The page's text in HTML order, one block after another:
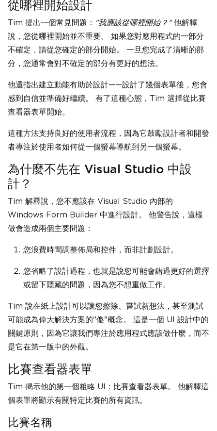
從哪裡開始設計
Tim 提出一個常見問題： "我應該從哪裡開始？"他解釋
說，您從哪裡開始並不重要。 如果您對應用程式的一部分
不確定，請從您確定的部分開始。 一旦您完成了清晰的部
分，您通常會對不確定的部分有更好的想法。
他還指出建立動能有助於設計——設計了幾個表單後，您會
感到自信並準備好繼續。 有了這種心態，Tim 選擇從比賽
查看器表單開始。
這種方法支持良好的使用者流程，因為它鼓勵設計者和開發
者專注於使用者如何從一個螢幕導航到另一個螢幕。
為什麼不先在 Visual Studio 中設
計？
Tim 解釋說，您不應該在 Visual Studio 內部的
Windows Form Builder 中進行設計。 他警告說，這樣
做會造成兩個主要問題：
您浪費時間調整佈局和控件，而非計劃設計。
您省略了設計過程，也就是說您可能會錯過更好的選擇
或留下隱藏的問題，因為您不想重做工作。
Tim 說在紙上設計可以讓您擦除、嘗試新想法，甚至測試
可能成為偉大解決方案的"傻"概念。 這是一個 UI 設計中的
關鍵原則，因為它讓我們專注於應用程式應該做什麼，而不
是它在第一版中的外觀。
比賽查看器表單
Tim 揭示他的第一個粗略 UI：比賽查看器表單。 他解釋這
個表單將顯示有關特定比賽的所有資訊。
比賽名稱